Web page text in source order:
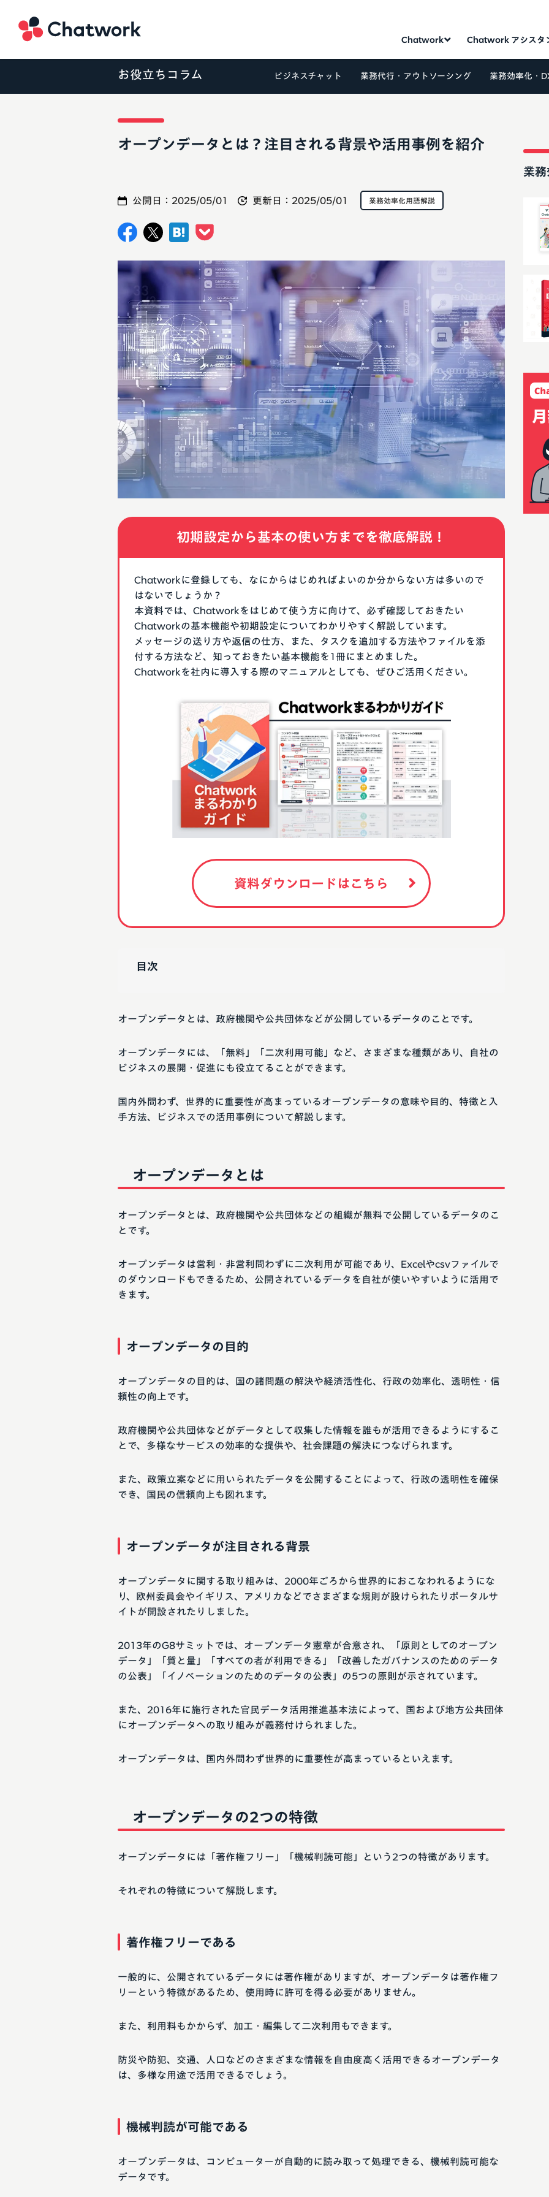
Chatwork Chatwork アシスタ
お役立ちコラム ビジネスチャット 業務代行・アウトソーシング 業務効率化・
オープンデータとは？注目される背景や活用事例を紹介
公開日： 2025/05/01 更新日： 2025/05/01 業務効率化用語解説
初期設定から基本の使い方までを徹底解説！
Chatworkに登録しても、なにからはじめればよいのか分からない方は多いので
はないでしょうか？
本資料では、Chatworkをはじめて使う方に向けて、必ず確認しておきたい
Chatworkの基本機能や初期設定についてわかりやすく解説しています。
メッセージの送り方や返信の仕方、また、タスクを追加する方法やファイルを添
付する方法など、知っておきたい基本機能を1冊にまとめました。
Chatworkを社内に導入する際のマニュアルとしても、ぜひご活用ください。
資料ダウンロードはこちら
目次
オープンデータとは、政府機関や公共団体などが公開しているデータのことです。
オープンデータには、「無料」「二次利用可能」など、さまざまな種類があり、自社の
ビジネスの展開・促進にも役立てることができます。
国内外問わず、世界的に重要性が高まっているオープンデータの意味や目的、特徴と入
手方法、ビジネスでの活用事例について解説します。
オープンデータとは
オープンデータとは、政府機関や公共団体などの組織が無料で公開しているデータのこ
とです。
オープンデータは営利・非営利問わずに二次利用が可能であり、Excelやcsvファイルで
のダウンロードもできるため、公開されているデータを自社が使いやすいように活用で
きます。
オープンデータの目的
オープンデータの目的は、国の諸問題の解決や経済活性化、行政の効率化、透明性・信
頼性の向上です。
政府機関や公共団体などがデータとして収集した情報を誰もが活用できるようにするこ
とで、多様なサービスの効率的な提供や、社会課題の解決につなげられます。
また、政策立案などに用いられたデータを公開することによって、行政の透明性を確保
でき、国民の信頼向上も図れます。
オープンデータが注目される背景
オープンデータに関する取り組みは、2000年ごろから世界的におこなわれるようにな
り、欧州委員会やイギリス、アメリカなどでさまざまな規則が設けられたりポータルサ
イトが開設されたりしました。
2013年のG8サミットでは、オープンデータ憲章が合意され、「原則としてのオープン
データ」「質と量」「すべての者が利用できる」「改善したガバナンスのためのデータ
の公表」「イノベーションのためのデータの公表」の5つの原則が示されています。
また、2016年に施行された官民データ活用推進基本法によって、国および地方公共団体
にオープンデータへの取り組みが義務付けられました。
オープンデータは、国内外問わず世界的に重要性が高まっているといえます。
オープンデータの2つの特徴
オープンデータには「著作権フリー」「機械判読可能」という2つの特徴があります。
それぞれの特徴について解説します。
著作権フリーである
一般的に、公開されているデータには著作権がありますが、オープンデータは著作権フ
リーという特徴があるため、使用時に許可を得る必要がありません。
また、利用料もかからず、加工・編集して二次利用もできます。
防災や防犯、交通、人口などのさまざまな情報を自由度高く活用できるオープンデータ
は、多様な用途で活用できるでしょう。
機械判読が可能である
オープンデータは、コンピューターが自動的に読み取って処理できる、機械判読可能な
データです。
業